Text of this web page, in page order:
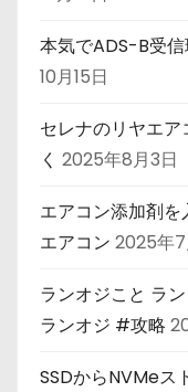
本気でADS-B受
10月15日
セレナのリヤエ
く 2025年8月3日
エアコン添加剤
エアコン 2025年
ランオジこと ラ
ランオジ #攻略
SSDからNVMeス